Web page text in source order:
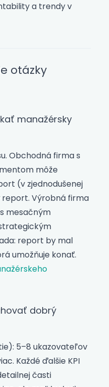
a trendy v
otázky
manažérsky
Obchodná firma s
môže
(v zjednodušenej
Výrobná firma
mesačným
report by mal
umožňuje konať.
dobrý
5–8 ukazovateľov
Každé ďalšie KPI
časti